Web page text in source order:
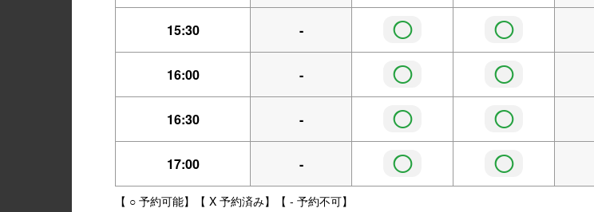
15:30 - ◯ ◯
16:00 - ◯ ◯
16:30 - ◯ ◯
17:00 - ◯ ◯
【 ○ 予約可能】【 X 予約済み】【 - 予約不可】